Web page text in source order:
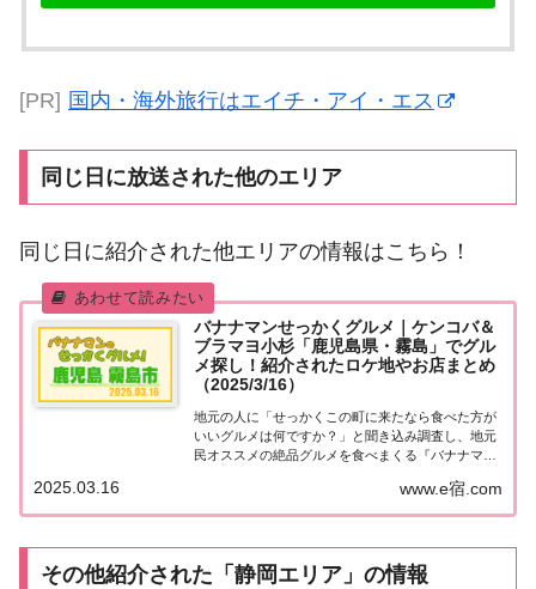
[PR] 国内・海外旅行はエイチ・アイ・エス
同じ日に放送された他のエリア
同じ日に紹介された他エリアの情報はこちら！
バナナマンせっかくグルメ｜ケンコバ＆
ブラマヨ小杉「鹿児島県・霧島」でグル
メ探し！紹介されたロケ地やお店まとめ
（2025/3/16）
地元の人に「せっかくこの町に来たなら食べた方が
いいグルメは何ですか？」と聞き込み調査し、地元
民オススメの絶品グルメを食べまくる『バナナマン
マンのせっかくグルメ』はケンコバ＆ブラマヨ小杉
が鹿児島県・霧島で絶品グルメを満喫！ハラミ・...
www.e宿.com
2025.03.16
その他紹介された「静岡エリア」の情報